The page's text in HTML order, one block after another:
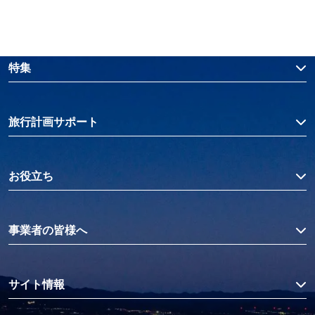
特集
旅行計画サポート
お役立ち
事業者の皆様へ
サイト情報